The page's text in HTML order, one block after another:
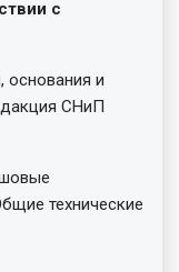
с
основания и
СНиП
технические